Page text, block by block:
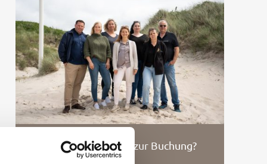
Fragen zum Objekt / zur Buchung?